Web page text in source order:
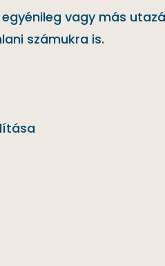
vagy más
számukra is.